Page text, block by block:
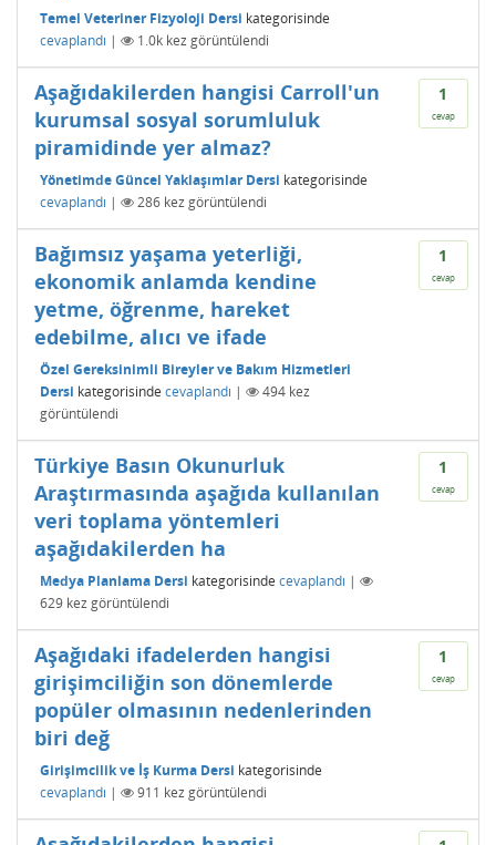
Temel Veteriner Fizyoloji Dersi kategorisinde
cevaplandı | 1.0k kez görüntülendi
1
cevap
Aşağıdakilerden hangisi Carroll'un
kurumsal sosyal sorumluluk
piramidinde yer almaz?
Yönetimde Güncel Yaklaşımlar Dersi kategorisinde
cevaplandı | 286 kez görüntülendi
1
cevap
Bağımsız yaşama yeterliği,
ekonomik anlamda kendine
yetme, öğrenme, hareket
edebilme, alıcı ve ifade
Özel Gereksinimli Bireyler ve Bakım Hizmetleri
Dersi kategorisinde cevaplandı | 494 kez
görüntülendi
1
cevap
Türkiye Basın Okunurluk
Araştırmasında aşağıda kullanılan
veri toplama yöntemleri
aşağıdakilerden ha
Medya Planlama Dersi kategorisinde cevaplandı |
629 kez görüntülendi
1
cevap
Aşağıdaki ifadelerden hangisi
girişimciliğin son dönemlerde
popüler olmasının nedenlerinden
biri değ
Girişimcilik ve İş Kurma Dersi kategorisinde
cevaplandı | 911 kez görüntülendi